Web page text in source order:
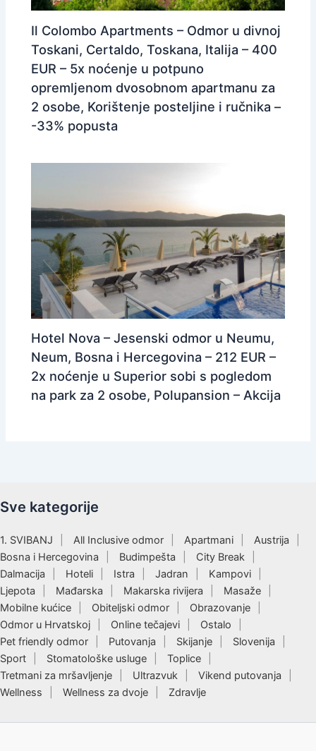
Il Colombo Apartments – Odmor u divnoj
Toskani, Certaldo, Toskana, Italija – 400
EUR – 5x noćenje u potpuno
opremljenom dvosobnom apartmanu za
2 osobe, Korištenje posteljine i ručnika –
-33% popusta
Hotel Nova – Jesenski odmor u Neumu,
Neum, Bosna i Hercegovina – 212 EUR –
2x noćenje u Superior sobi s pogledom
na park za 2 osobe, Polupansion – Akcija
Sve kategorije
1. SVIBANJ All Inclusive odmor Apartmani
Austrija
Bosna i Hercegovina
Budimpešta
City Break
Dalmacija
Hoteli Istra Jadran
Kampovi
Ljepota
Mađarska Makarska rivijera
Masaže
Mobilne kućice
Obiteljski odmor
Obrazovanje
Odmor u Hrvatskoj
Online tečajevi
Ostalo
Pet friendly odmor
Putovanja Skijanje
Slovenija
Sport
Stomatološke usluge
Toplice
Tretmani za mršavljenje
Ultrazvuk
Vikend putovanja
Wellness
Wellness za dvoje Zdravlje